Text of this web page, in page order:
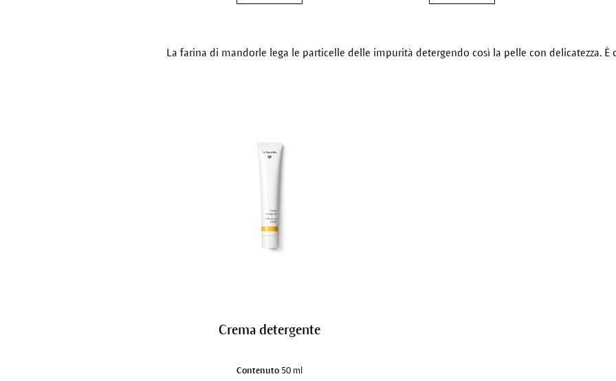
La farina di mandorle lega le particelle delle impurità detergendo così la pelle con delicatezza. È
Crema detergente
Contenuto 50 ml